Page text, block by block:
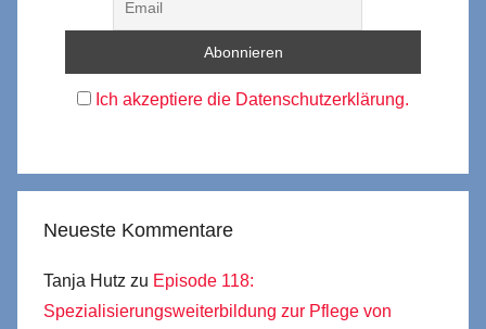
Ich akzeptiere die Datenschutzerklärung.
Neueste Kommentare
Tanja Hutz zu Episode 118:
Spezialisierungsweiterbildung zur Pflege von